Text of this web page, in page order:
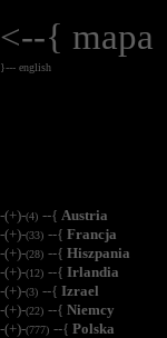
<--{ mapa
}--- english
-(+)-(4) --{ Austria
-(+)-(33) --{ Francja
-(+)-(28) --{ Hiszpania
-(+)-(12) --{ Irlandia
-(+)-(3) --{ Izrael
-(+)-(22) --{ Niemcy
-(+)-(777) --{ Polska